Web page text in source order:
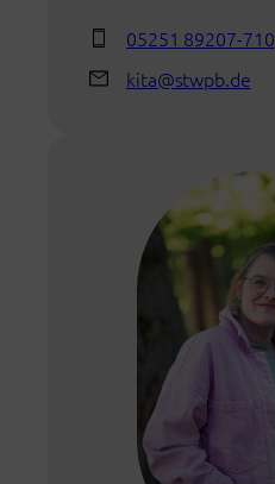
05251 89207-710
kita@stwpb.de